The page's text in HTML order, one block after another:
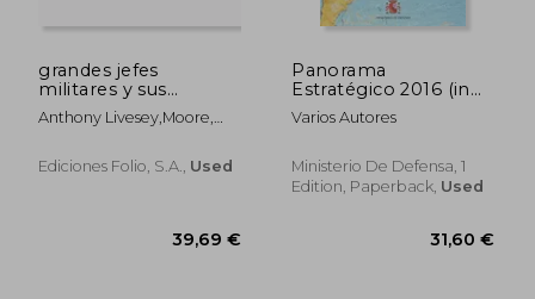
grandes jefes
militares y sus
batallas (in Spanish)
Anthony Livesey,moore,
Ediciones Folio, S.a., Used
Panorama
Estratégico 2016 (in
Spanish)
Varios Autores
Ministerio De Defensa, 1
Edition, Paperback, Used